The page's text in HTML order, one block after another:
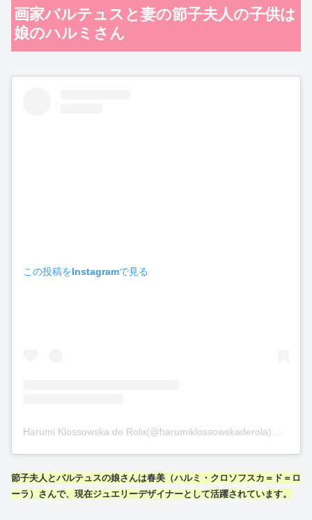
画家バルテュスと妻の節子夫人の子供は
娘のハルミさん
この投稿をInstagramで見る
節子夫人とバルテュスの娘さんは春美（ハルミ・クロソフスカ＝ド＝ロ
ーラ）さんで、現在ジュエリーデザイナーとして活躍されています。